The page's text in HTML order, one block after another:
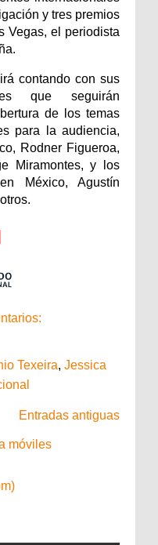
y tres premios
Vegas, el periodista
contando con sus
que seguirán
de los temas
para la audiencia,
Rodner Figueroa,
Miramontes, y los
México, Agustín
Texeira, Jessica
Entradas antiguas
móviles